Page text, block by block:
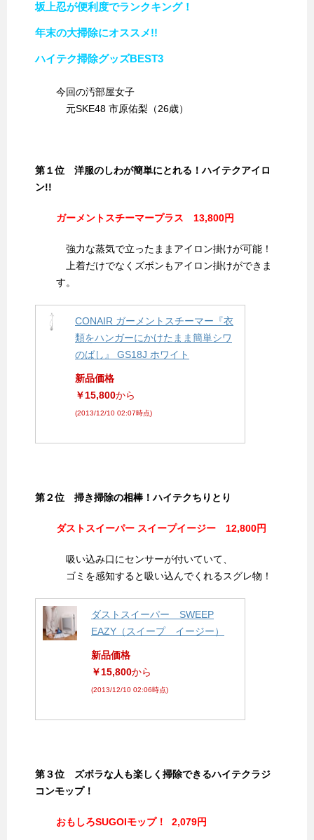
坂上忍が便利度でランクキング！
年末の大掃除にオススメ!!
ハイテク掃除グッズBEST3
今回の汚部屋女子
元SKE48 市原佑梨（26歳）
第１位 洋服のしわが簡単にとれる！ハイテクアイロ
ン!!
ガーメントスチーマープラス 13,800円
強力な蒸気で立ったままアイロン掛けが可能！
上着だけでなくズボンもアイロン掛けができま
す。
CONAIR ガーメントスチーマー『衣
類をハンガーにかけたまま簡単シワ
のばし』 GS18J ホワイト
新品価格
￥15,800から
(2013/12/10 02:07時点)
第２位 掃き掃除の相棒！ハイテクちりとり
ダストスイーパー スイープイージー 12,800円
吸い込み口にセンサーが付いていて、
ゴミを感知すると吸い込んでくれるスグレ物！
ダストスイーパー SWEEP
EAZY（スイープ イージー）
新品価格
￥15,800から
(2013/12/10 02:06時点)
第３位 ズボラな人も楽しく掃除できるハイテクラジ
コンモップ！
おもしろSUGOIモップ！ 2,079円